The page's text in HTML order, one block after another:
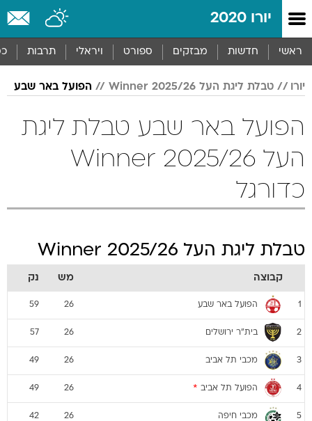
יורו 2020
ראשי חדשות מבזקים ספורט ויראלי תרבות
יורו טבלת ליגת העל 2025/26 Winner הפועל באר שבע
הפועל באר שבע טבלת ליגת
העל 2025/26 Winner
כדורגל
טבלת ליגת העל 2025/26 Winner
קבוצה מש נק
1 הפועל באר שבע 26
59
2 בית"ר ירושלים 26
57
3 מכבי תל אביב 26
49
4 הפועל תל אביב *
26
49
5 מכבי חיפה 26
42